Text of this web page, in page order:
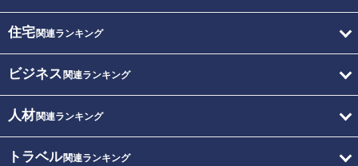
住宅関連ランキング
ビジネス 関連ランキング
人材関連ランキング
トラベル関連ランキング